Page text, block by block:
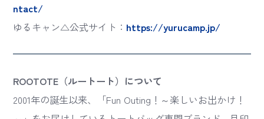
ntact/
ゆるキャン△公式サイト： https://yurucamp.jp/
ROOTOTE（ルートート）について
2001年の誕生以来、「Fun Outing！～楽しいお出かけ！